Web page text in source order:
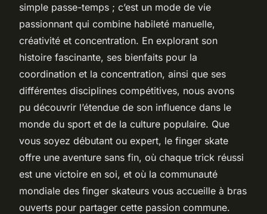
simple passe-temps ; c’est un mode de vie
passionnant qui combine habileté manuelle,
créativité et concentration. En explorant son
histoire fascinante, ses bienfaits pour la
coordination et la concentration, ainsi que ses
différentes disciplines compétitives, nous avons
pu découvrir l’étendue de son influence dans le
monde du sport et de la culture populaire. Que
vous soyez débutant ou expert, le finger skate
offre une aventure sans fin, où chaque trick réussi
est une victoire en soi, et où la communauté
mondiale des finger skateurs vous accueille à bras
ouverts pour partager cette passion commune.